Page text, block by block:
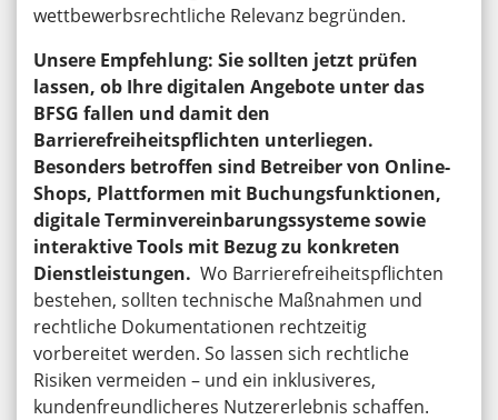
wettbewerbsrechtliche Relevanz begründen.
Unsere Empfehlung: Sie sollten jetzt prüfen
lassen, ob Ihre digitalen Angebote unter das
BFSG fallen und damit den
Barrierefreiheitspflichten unterliegen.
Besonders betroffen sind Betreiber von Online-
Shops, Plattformen mit Buchungsfunktionen,
digitale Terminvereinbarungssysteme sowie
interaktive Tools mit Bezug zu konkreten
Dienstleistungen. Wo Barrierefreiheitspflichten
bestehen, sollten technische Maßnahmen und
rechtliche Dokumentationen rechtzeitig
vorbereitet werden. So lassen sich rechtliche
Risiken vermeiden – und ein inklusiveres,
kundenfreundlicheres Nutzererlebnis schaffen.